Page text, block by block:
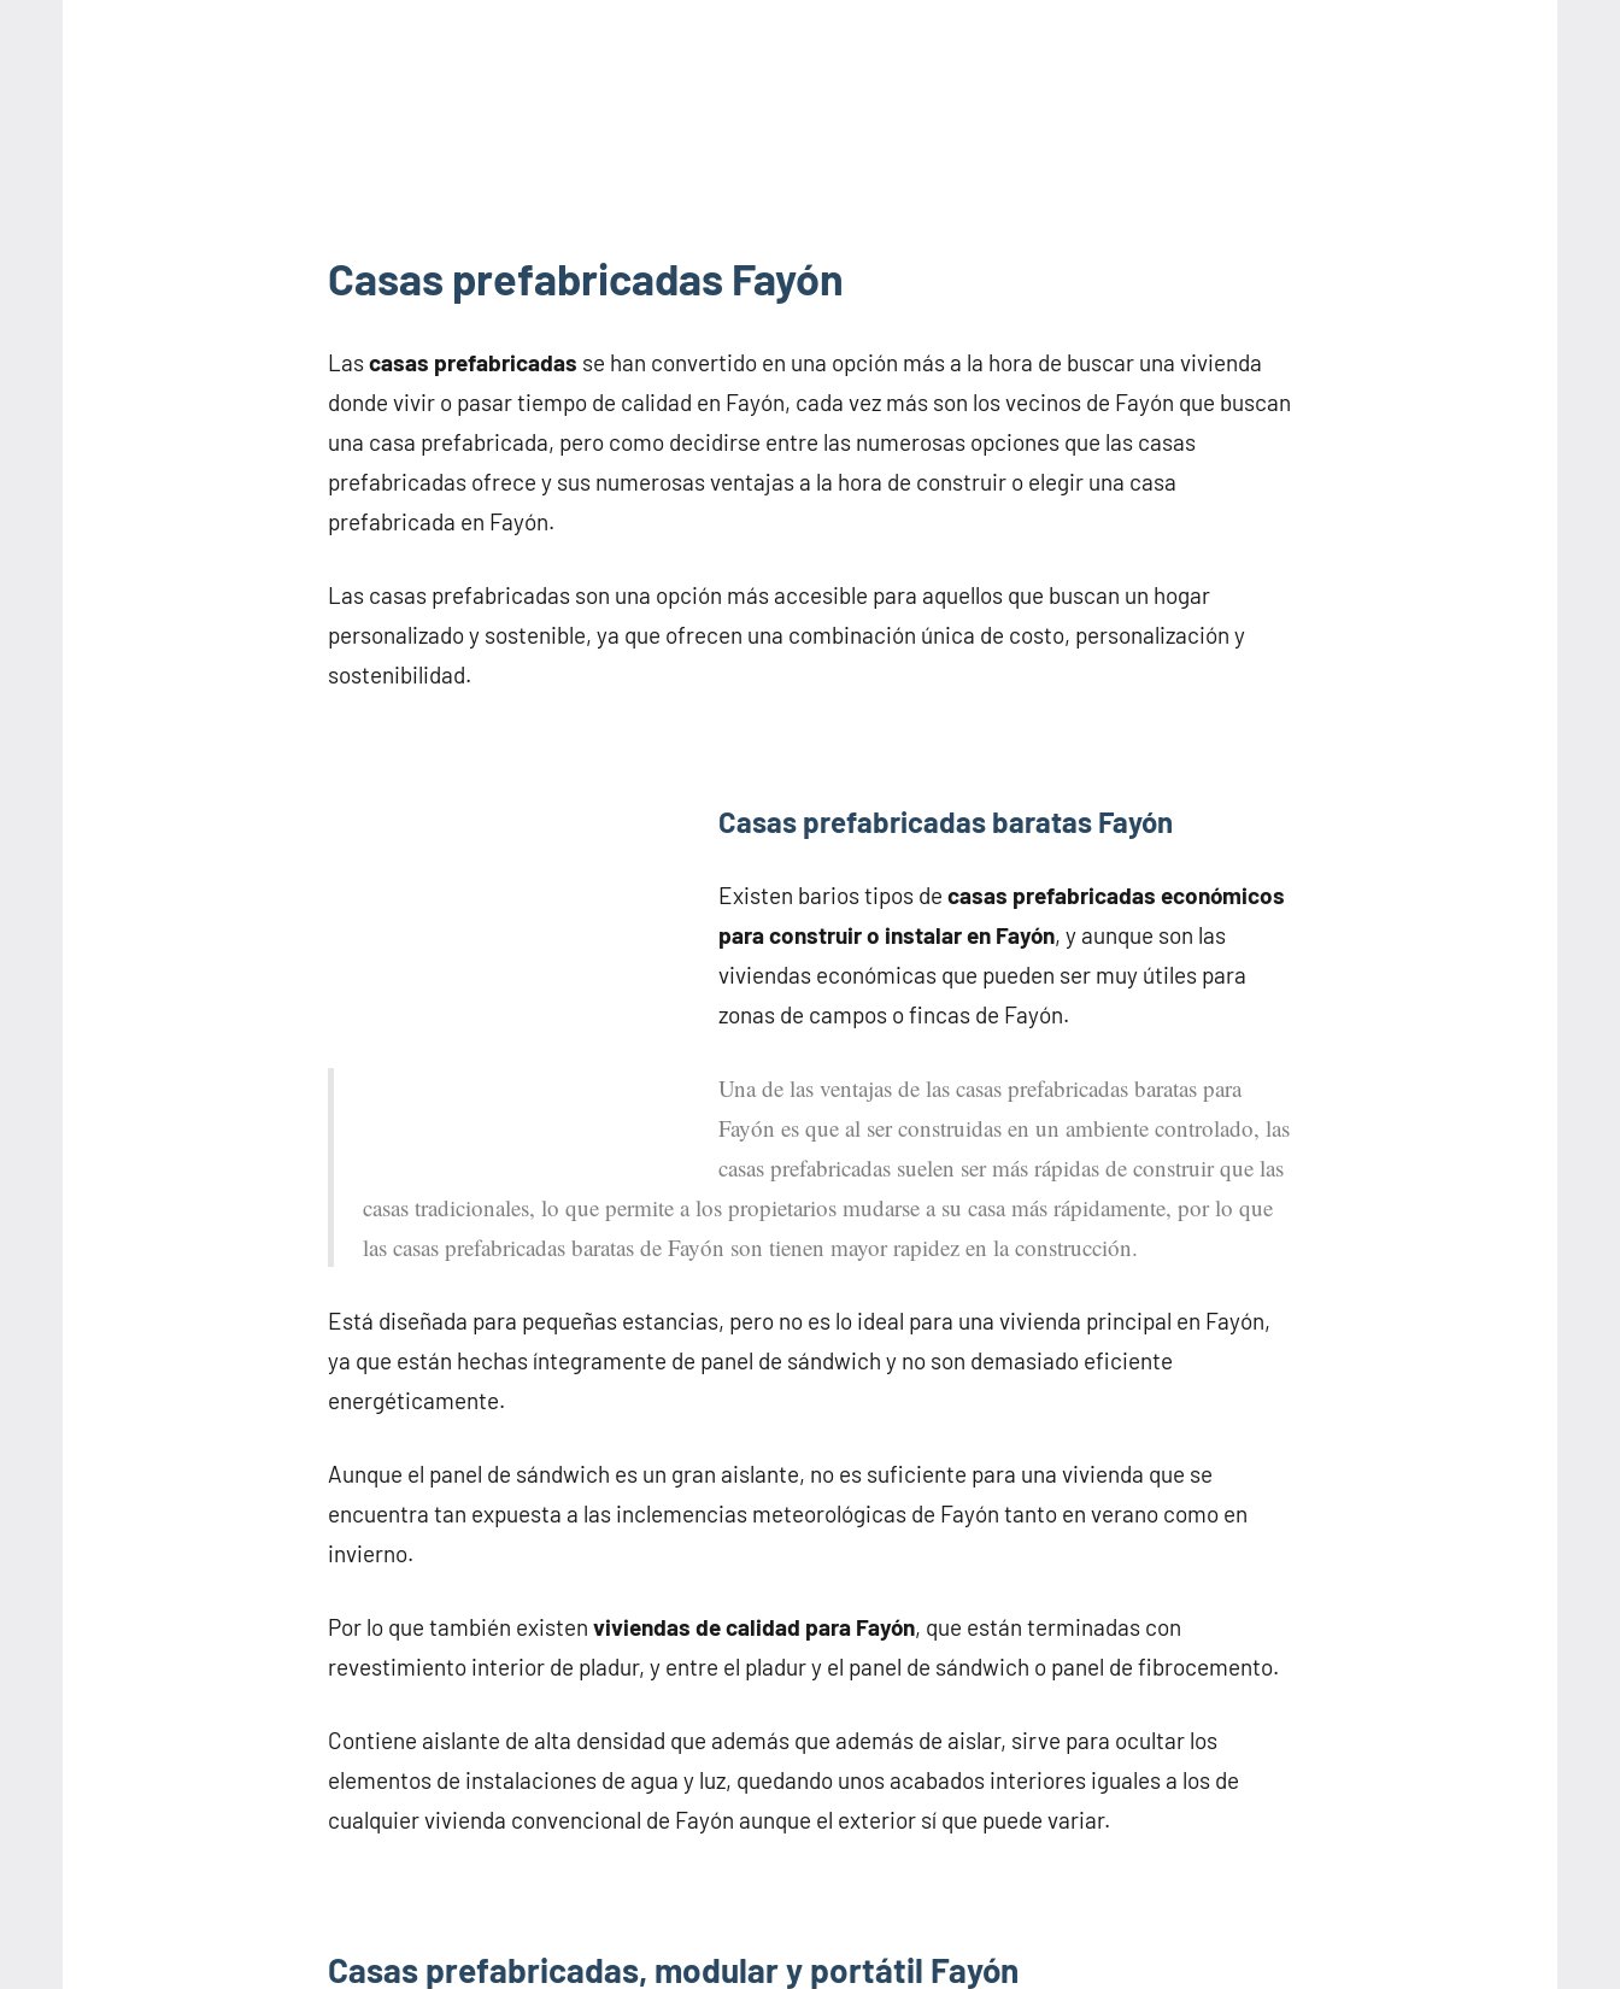
Casas prefabricadas Fayón
Lascasas prefabricadas se han convertido en una opción más a la hora de buscar una vivienda
donde vivir o pasar tiempo de calidad en Fayón, cada vez más son los vecinos de Fayón que buscan
una casa prefabricada, pero como decidirse entre las numerosas opciones que las casas
prefabricadas ofrece y sus numerosas ventajas a la hora de construir o elegir una casa
prefabricada en Fayón.
Las casas prefabricadas son una opción más accesible para aquellos que buscan un hogar
personalizado y sostenible, ya que ofrecen una combinación única de costo, personalización y
sostenibilidad.
Casas prefabricadas baratas Fayón
Existen barios tipos de casas prefabricadas económicos
para construir o instalar en Fayón, y aunque son las
viviendas económicas que pueden ser muy útiles para
zonas de campos o fincas de Fayón.
Una de las ventajas de las casas prefabricadas baratas para
Fayón es que al ser construidas en un ambiente controlado, las
casas prefabricadas suelen ser más rápidas de construir que las
casas tradicionales, lo que permite a los propietarios mudarse a su casa más rápidamente, por lo que
las casas prefabricadas baratas de Fayón son tienen mayor rapidez en la construcción.
Está diseñada para pequeñas estancias, pero no es lo ideal para una vivienda principal en Fayón,
ya que están hechas íntegramente de panel de sándwich y no son demasiado eficiente
energéticamente.
Aunque el panel de sándwich es un gran aislante, no es suficiente para una vivienda que se
encuentra tan expuesta a las inclemencias meteorológicas de Fayón tanto en verano como en
invierno.
Por lo que también existen viviendas de calidad para Fayón, que están terminadas con
revestimiento interior de pladur, y entre el pladur y el panel de sándwich o panel de fibrocemento.
Contiene aislante de alta densidad que además que además de aislar, sirve para ocultar los
elementos de instalaciones de agua y luz, quedando unos acabados interiores iguales a los de
cualquier vivienda convencional de Fayón aunque el exterior sí que puede variar.
Casas prefabricadas, modular y portátil Fayón